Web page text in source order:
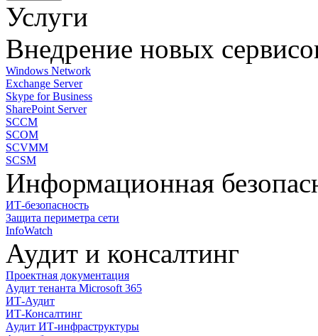
Услуги
Внедрение новых
Windows Network
Exchange Server
Skype for Business
SharePoint Server
SCCM
SCOM
SCVMM
SCSM
Информационная
ИТ-безопасность
Защита периметра сети
InfoWatch
Аудит и консалтинг
Проектная документация
Аудит тенанта Microsoft 365
ИТ-Аудит
ИТ-Консалтинг
Аудит ИТ-инфраструктуры